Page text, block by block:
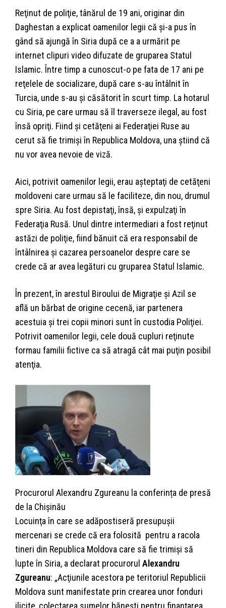
Reţinut de poliţie, tânărul de 19 ani, originar din
Daghestan a explicat oamenilor legii că şi-a pus în
gând să ajungă în Siria după ce a a urmărit pe
internet clipuri video difuzate de gruparea Statul
Islamic. Între timp a cunoscut-o pe fata de 17 ani pe
reţelele de socializare, după care s-au întâlnit în
Turcia, unde s-au şi căsătorit în scurt timp. La hotarul
cu Siria, pe care urmau să îl traverseze ilegal, au fost
însă opriţi. Fiind şi cetăţeni ai Federaţiei Ruse au
cerut să fie trimişi în Republica Moldova, una ştiind că
nu vor avea nevoie de viză.
Aici, potrivit oamenilor legii, erau aşteptaţi de cetăţeni
moldoveni care urmau să le faciliteze, din nou, drumul
spre Siria. Au fost depistaţi, însă, şi expulzaţi în
Federaţia Rusă. Unul dintre intermediari a fost reţinut
astăzi de poliţie, fiind bănuit că era responsabil de
întâlnirea şi cazarea persoanelor despre care se
crede că ar avea legături cu gruparea Statul Islamic.
În prezent, în arestul Biroului de Migraţie şi Azil se
află un bărbat de origine cecenă, iar partenera
acestuia şi trei copii minori sunt în custodia Poliţiei.
Potrivit oamenilor legii, cele două cupluri reţinute
formau familii fictive ca să atragă cât mai puţin posibil
atenţia.
Procurorul Alexandru Zgureanu la conferința de presă
de la Chișinău
Locuinţa în care se adăpostiseră presupuşii
mercenari se crede că era folosită pentru a racola
tineri din Republica Moldova care să fie trimişi să
lupte în Siria, a declarat procurorul Alexandru
Zgureanu: „Acţiunile acestora pe teritoriul Republicii
Moldova sunt manifestate prin crearea unor fonduri
ilicite, colectarea sumelor băneşti pentru finanţarea